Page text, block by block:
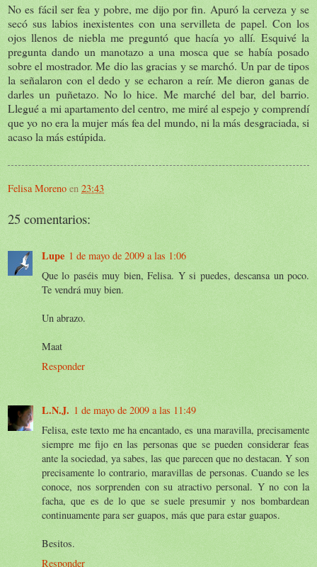
No es fácil ser fea y pobre, me dijo por fin. Apuró la cerveza y se
secó sus labios inexistentes con una servilleta de papel. Con los
ojos llenos de niebla me preguntó que hacía yo allí. Esquivé la
pregunta dando un manotazo a una mosca que se había posado
sobre el mostrador. Me dio las gracias y se marchó. Un par de tipos
la señalaron con el dedo y se echaron a reír. Me dieron ganas de
darles un puñetazo. No lo hice. Me marché del bar, del barrio.
Llegué a mi apartamento del centro, me miré al espejo y comprendí
que yo no era la mujer más fea del mundo, ni la más desgraciada, si
acaso la más estúpida.
Felisa Moreno en 23:43
25 comentarios:
Lupe 1 de mayo de 2009 a las 1:06
Que lo paséis muy bien, Felisa. Y si puedes, descansa un poco.
Te vendrá muy bien.
Un abrazo.
Maat
Responder
L.N.J. 1 de mayo de 2009 a las 11:49
Felisa, este texto me ha encantado, es una maravilla, precisamente
siempre me fijo en las personas que se pueden considerar feas
ante la sociedad, ya sabes, las que parecen que no destacan. Y son
precisamente lo contrario, maravillas de personas. Cuando se les
conoce, nos sorprenden con su atractivo personal. Y no con la
facha, que es de lo que se suele presumir y nos bombardean
continuamente para ser guapos, más que para estar guapos.
Besitos.
Responder